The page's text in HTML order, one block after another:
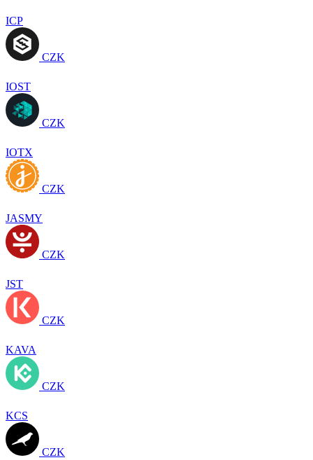
ICP
CZK
IOST
CZK
IOTX
CZK
JASMY
CZK
JST
CZK
KAVA
CZK
KCS
CZK